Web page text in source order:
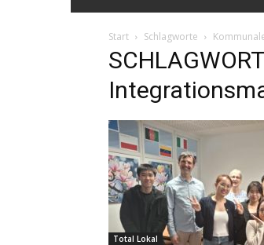
Start Schlagworte
Total Lokal